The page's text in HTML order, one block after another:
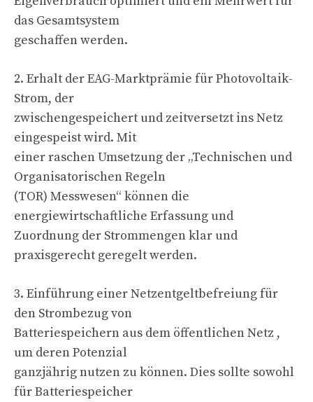
das Gesamtsystem
geschaffen werden.
2. Erhalt der EAG-Marktprämie für Photovoltaik-
Strom, der
zwischengespeichert und zeitversetzt ins Netz
eingespeist wird. Mit
einer raschen Umsetzung der „Technischen und
Organisatorischen Regeln
(TOR) Messwesen“ können die
energiewirtschaftliche Erfassung und
Zuordnung der Strommengen klar und
praxisgerecht geregelt werden.
3. Einführung einer Netzentgeltbefreiung für
den Strombezug von
Batteriespeichern aus dem öffentlichen Netz ,
um deren Potenzial
ganzjährig nutzen zu können. Dies sollte sowohl
für Batteriespeicher